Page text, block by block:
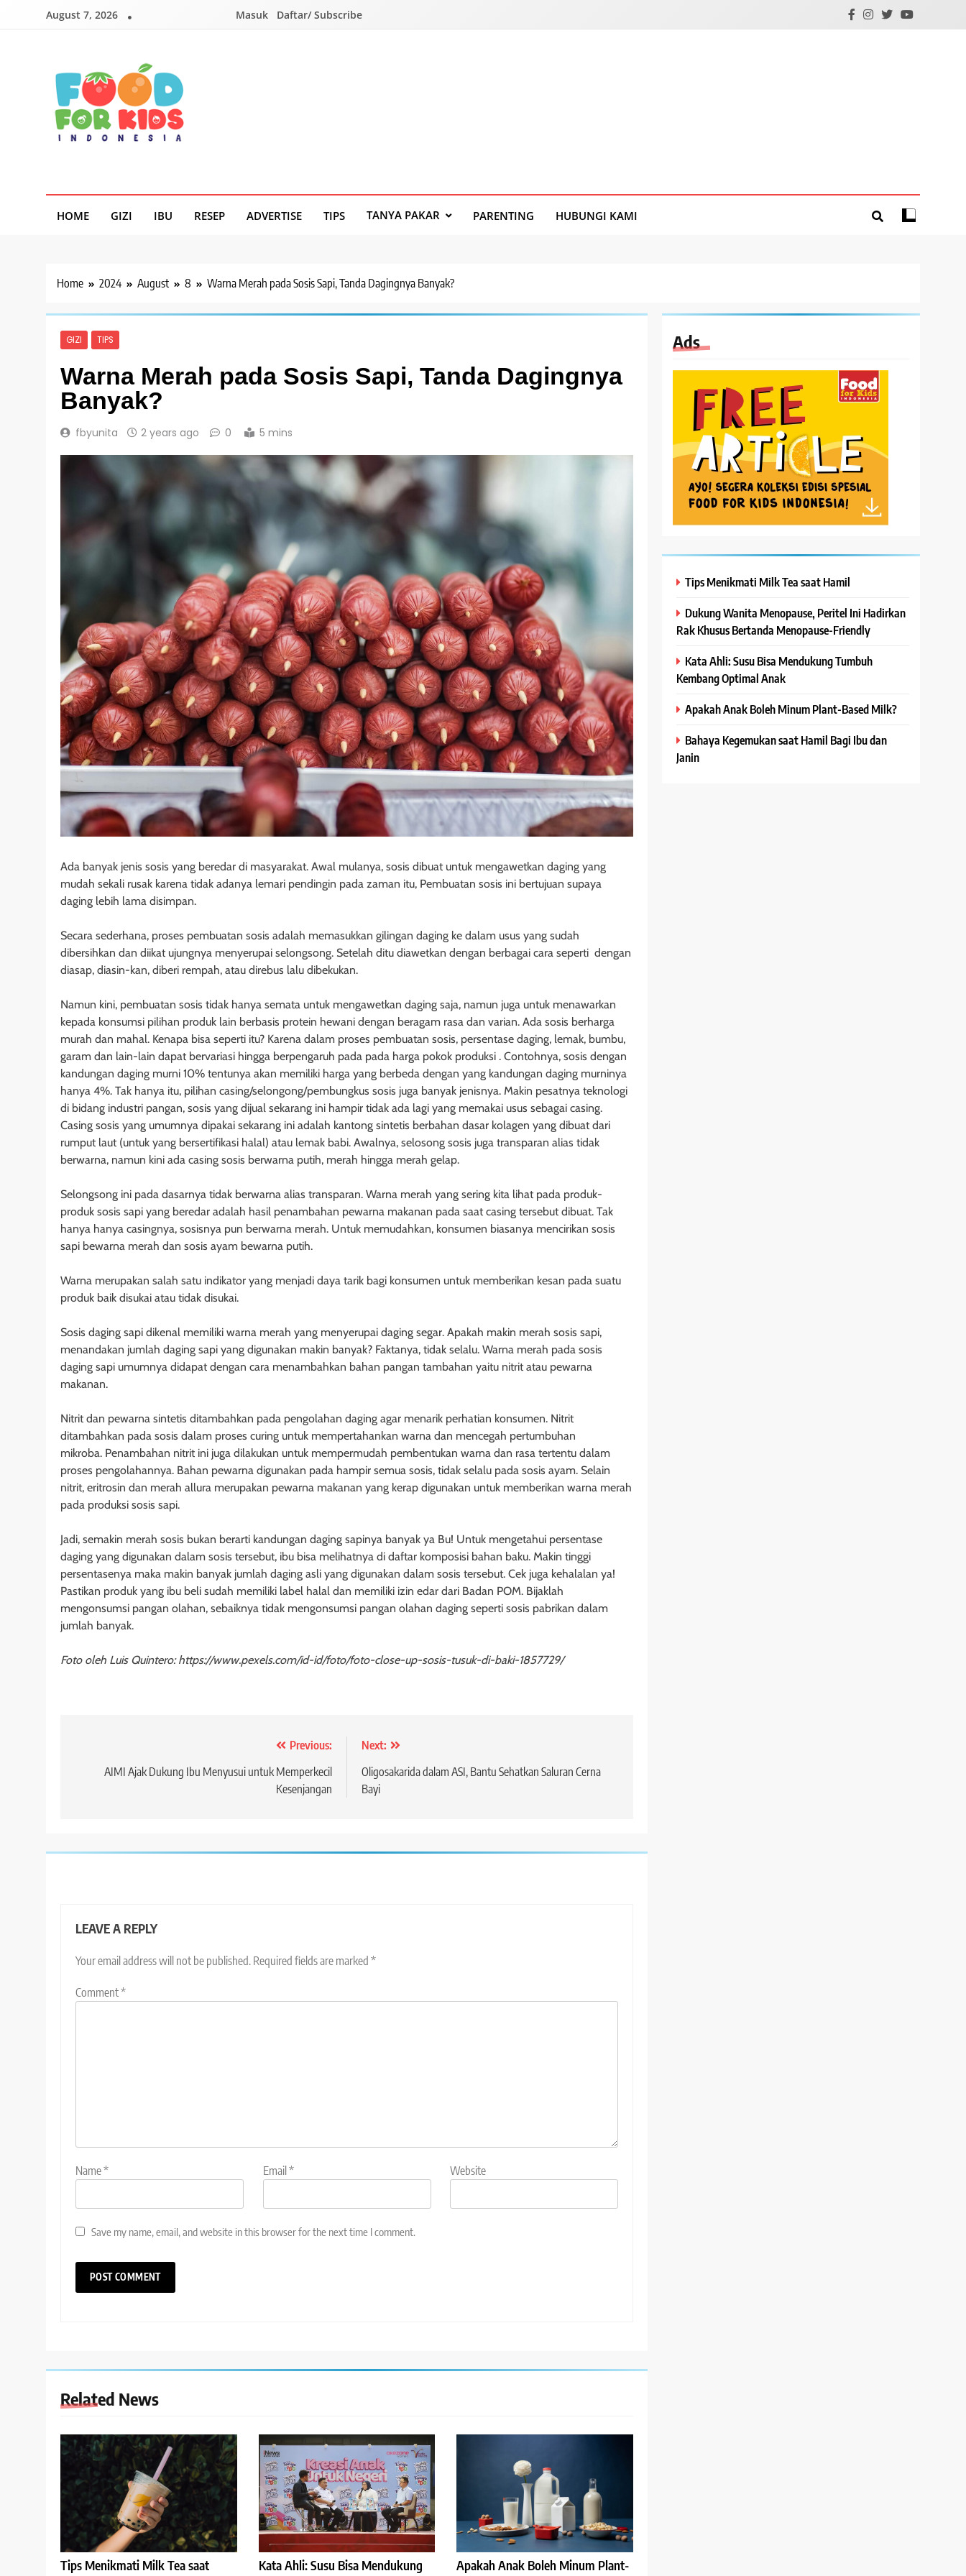
August 7, 2026 Masuk Daftar/ Subscribe
HOME GIZI IBU RESEP ADVERTISE TIPS TANYA PAKAR PARENTING HUBUNGI KAMI
Home 2024 August 8 Warna Merah pada Sosis Sapi, Tanda Dagingnya Banyak?
GIZI TIPS
Warna Merah pada Sosis Sapi, Tanda Dagingnya
Banyak?
fbyunita 2 years ago 0 5 mins
Ada banyak jenis sosis yang beredar di masyarakat. Awal mulanya, sosis dibuat untuk mengawetkan daging yang
mudah sekali rusak karena tidak adanya lemari pendingin pada zaman itu, Pembuatan sosis ini bertujuan supaya
daging lebih lama disimpan.
Secara sederhana, proses pembuatan sosis adalah memasukkan gilingan daging ke dalam usus yang sudah
dibersihkan dan diikat ujungnya menyerupai selongsong. Setelah ditu diawetkan dengan berbagai cara seperti dengan
diasap, diasin-kan, diberi rempah, atau direbus lalu dibekukan.
Namun kini, pembuatan sosis tidak hanya semata untuk mengawetkan daging saja, namun juga untuk menawarkan
kepada konsumsi pilihan produk lain berbasis protein hewani dengan beragam rasa dan varian. Ada sosis berharga
murah dan mahal. Kenapa bisa seperti itu? Karena dalam proses pembuatan sosis, persentase daging, lemak, bumbu,
garam dan lain-lain dapat bervariasi hingga berpengaruh pada pada harga pokok produksi . Contohnya, sosis dengan
kandungan daging murni 10% tentunya akan memiliki harga yang berbeda dengan yang kandungan daging murninya
hanya 4%. Tak hanya itu, pilihan casing/selongong/pembungkus sosis juga banyak jenisnya. Makin pesatnya teknologi
di bidang industri pangan, sosis yang dijual sekarang ini hampir tidak ada lagi yang memakai usus sebagai casing.
Casing sosis yang umumnya dipakai sekarang ini adalah kantong sintetis berbahan dasar kolagen yang dibuat dari
rumput laut (untuk yang bersertifikasi halal) atau lemak babi. Awalnya, selosong sosis juga transparan alias tidak
berwarna, namun kini ada casing sosis berwarna putih, merah hingga merah gelap.
Selongsong ini pada dasarnya tidak berwarna alias transparan. Warna merah yang sering kita lihat pada produk-
produk sosis sapi yang beredar adalah hasil penambahan pewarna makanan pada saat casing tersebut dibuat. Tak
hanya hanya casingnya, sosisnya pun berwarna merah. Untuk memudahkan, konsumen biasanya mencirikan sosis
sapi bewarna merah dan sosis ayam bewarna putih.
Warna merupakan salah satu indikator yang menjadi daya tarik bagi konsumen untuk memberikan kesan pada suatu
produk baik disukai atau tidak disukai.
Sosis daging sapi dikenal memiliki warna merah yang menyerupai daging segar. Apakah makin merah sosis sapi,
menandakan jumlah daging sapi yang digunakan makin banyak? Faktanya, tidak selalu. Warna merah pada sosis
daging sapi umumnya didapat dengan cara menambahkan bahan pangan tambahan yaitu nitrit atau pewarna
makanan.
Nitrit dan pewarna sintetis ditambahkan pada pengolahan daging agar menarik perhatian konsumen. Nitrit
ditambahkan pada sosis dalam proses curing untuk mempertahankan warna dan mencegah pertumbuhan
mikroba. Penambahan nitrit ini juga dilakukan untuk mempermudah pembentukan warna dan rasa tertentu dalam
proses pengolahannya. Bahan pewarna digunakan pada hampir semua sosis, tidak selalu pada sosis ayam. Selain
nitrit, eritrosin dan merah allura merupakan pewarna makanan yang kerap digunakan untuk memberikan warna merah
pada produksi sosis sapi.
Jadi, semakin merah sosis bukan berarti kandungan daging sapinya banyak ya Bu! Untuk mengetahui persentase
daging yang digunakan dalam sosis tersebut, ibu bisa melihatnya di daftar komposisi bahan baku. Makin tinggi
persentasenya maka makin banyak jumlah daging asli yang digunakan dalam sosis tersebut. Cek juga kehalalan ya!
Pastikan produk yang ibu beli sudah memiliki label halal dan memiliki izin edar dari Badan POM. Bijaklah
mengonsumsi pangan olahan, sebaiknya tidak mengonsumsi pangan olahan daging seperti sosis pabrikan dalam
jumlah banyak.
Foto oleh Luis Quintero: https://www.pexels.com/id-id/foto/foto-close-up-sosis-tusuk-di-baki-1857729/
navigation
Previous:
AIMI Ajak Dukung Ibu Menyusui untuk Memperkecil
Kesenjangan
Next:
Oligosakarida dalam ASI, Bantu Sehatkan Saluran Cerna
Bayi
LEAVE A REPLY
Your email address will not be published. Required fields are marked *
Comment*
Name* Email * Website
Save my name, email, and website in this browser for the next time I comment.
Related News
Tips Menikmati Milk Tea saat
Kata Ahli: Susu Bisa Mendukung
Apakah Anak Boleh Minum Plant-
Ads
Tips Menikmati Milk Tea saat Hamil
Dukung Wanita Menopause, Peritel Ini Hadirkan
Rak Khusus Bertanda Menopause-Friendly
Kata Ahli: Susu Bisa Mendukung Tumbuh
Kembang Optimal Anak
Apakah Anak Boleh Minum Plant-Based Milk?
Bahaya Kegemukan saat Hamil Bagi Ibu dan
Janin